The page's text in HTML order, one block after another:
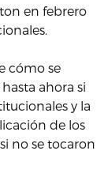
en febrero
cómo se
ahora si
y la
de los
no se tocaron